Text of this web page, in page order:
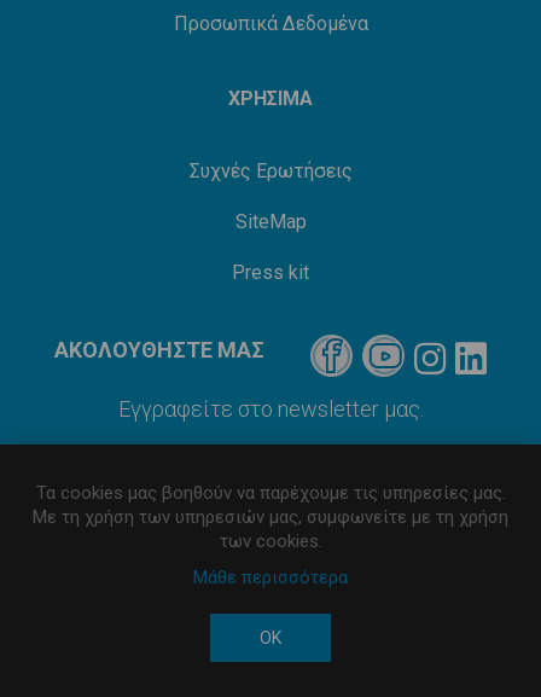
Προσωπικά Δεδομένα
ΧΡΗΣΙΜΑ
Συχνές Ερωτήσεις
SiteMap
Press kit
ΑΚΟΛΟΥΘΗΣΤΕ ΜΑΣ
Εγγραφείτε στο newsletter μας.
Πνευματική ιδιοκτησία © 2026 iNBEVERAGES.
Τα cookies μας βοηθούν να παρέχουμε τις υπηρεσίες μας.
Με τη χρήση των υπηρεσιών μας, συμφωνείτε με τη χρήση
των cookies.
Μάθε περισσότερα
OK